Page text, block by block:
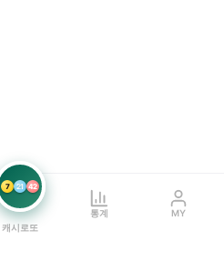
7 21 42
캐시로또
통계 MY